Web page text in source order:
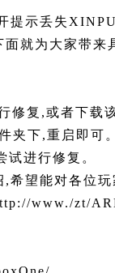
提示丢失
就为大家带来
修复,或者下载
夹下,重启即可
试进行修复。
,希望能对各位
www./zt/